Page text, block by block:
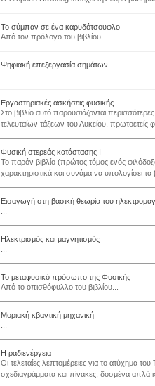
Το σύμπαν σε ένα καρυδότσουφλο
Από τον πρόλογο του βιβλίου...
Ψηφιακή επεξεργασία σημάτων
Εργαστηριακές ασκήσεις φυσικής
Στο βιβλίο αυτό παρουσιάζονται
τελευταίων τάξεων του Λυκείου, πρωτοετείς
Φυσική στερεάς κατάστασης Ι
Το παρόν βιβλίο (πρώτος τόμος ενός
χαρακτηριστικά και συνάμα να υπολογίσει
Εισαγωγή στη βασική θεωρία του
Ηλεκτρισμός και μαγνητισμός
Το μεταφυσικό πρόσωπο της Φυσικής
Από το οπισθόφυλλο του βιβλίου...
Μοριακή κβαντική μηχανική
Η ραδιενέργεια
Οι τελεταίες λεπτομέρειες για το ατύχημα
σχεδιαγράμματα και πίνακες, δοσμένα απλά